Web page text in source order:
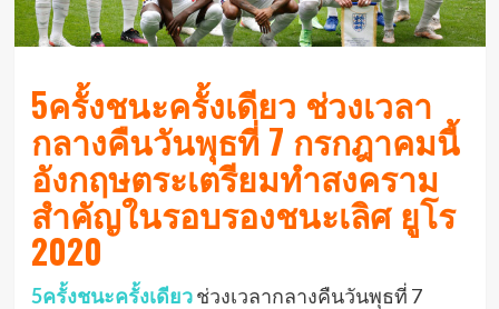
5ครั้งชนะครั้งเดียว ช่วงเวลา
กลางคืนวันพุธที่ 7 กรกฎาคมนี้
อังกฤษตระเตรียมทำสงคราม
สำคัญในรอบรองชนะเลิศ ยูโร
2020
5ครั้งชนะครั้งเดียวช่วงเวลากลางคืนวันพุธที่ 7